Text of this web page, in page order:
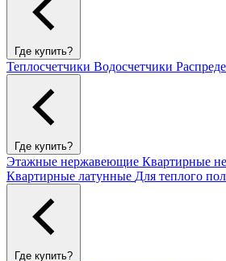
Где купить?
Теплосчетчики Водосчетчики
Где купить?
Этажные нержавеющие Квартирные
Квартирные латунные Для теплого
Где купить?